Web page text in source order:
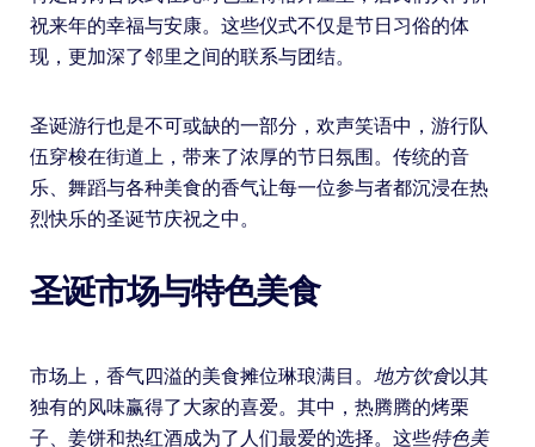
祝来年的幸福与安康。这些仪式不仅是节日习俗的体
现，更加深了邻里之间的联系与团结。
圣诞游行也是不可或缺的一部分，欢声笑语中，游行队
伍穿梭在街道上，带来了浓厚的节日氛围。传统的音
乐、舞蹈与各种美食的香气让每一位参与者都沉浸在热
烈快乐的圣诞节庆祝之中。
圣诞市场与特色美食
市场上，香气四溢的美食摊位琳琅满目。 地方饮食以其
独有的风味赢得了大家的喜爱。其中，热腾腾的烤栗
子、姜饼和热红酒成为了人们最爱的选择。这些特色美